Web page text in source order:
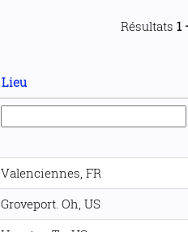
Résultats 1
Lieu
Valenciennes, FR
Groveport. Oh, US